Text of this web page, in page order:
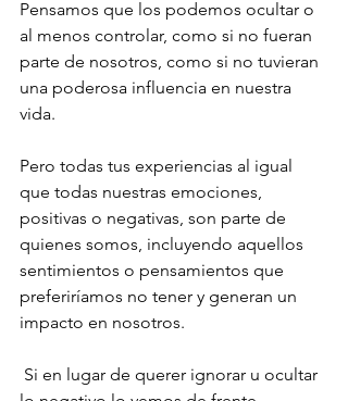
Pensamos que los podemos ocultar o
al menos controlar, como si no fueran
parte de nosotros, como si no tuvieran
una poderosa influencia en nuestra
vida.
Pero todas tus experiencias al igual
que todas nuestras emociones,
positivas o negativas, son parte de
quienes somos, incluyendo aquellos
sentimientos o pensamientos que
preferiríamos no tener y generan un
impacto en nosotros.